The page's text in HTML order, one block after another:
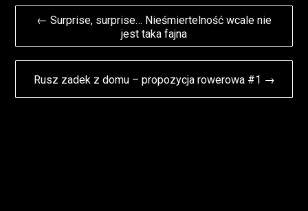
Nawigacja
← Surprise, surprise… Nieśmiertelność wcale nie
jest taka fajna
Rusz zadek z domu – propozycja rowerowa #1 →